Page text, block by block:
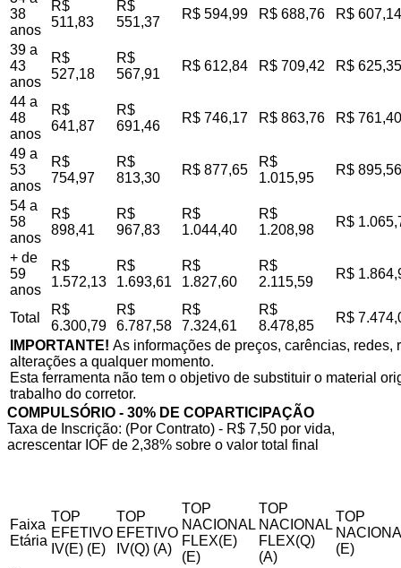
38
anos
R$
511,83
R$
551,37
R$ 594,99 R$ 688,76 R$ 607,14
39 a
43
anos
R$
527,18
R$
567,91
R$ 612,84 R$ 709,42 R$ 625,35
44 a
48
anos
R$
641,87
R$
691,46
R$ 746,17 R$ 863,76 R$ 761,40
49 a
53
anos
R$
754,97
R$
813,30
R$ 877,65
R$
1.015,95
R$ 895,56
54 a
58
anos
R$
898,41
R$
967,83
R$
1.044,40
R$
1.208,98
R$
+ de
59
anos
R$
1.572,13
R$
1.693,61
R$
1.827,60
R$
2.115,59
R$
Total
R$
6.300,79
R$
6.787,58
R$
7.324,61
R$
8.478,85
R$
IMPORTANTE! As informações de preços, carências,
alterações a qualquer momento.
Esta ferramenta não tem o objetivo de substituir o material
trabalho do corretor.
COMPULSÓRIO - 30% DE COPARTICIPAÇÃO
Taxa de Inscrição: (Por Contrato) - R$ 7,50 por vida,
acrescentar IOF de 2,38% sobre o valor total final
Faixa
Etária
TOP
EFETIVO
IV(E) (E)
TOP
EFETIVO
IV(Q) (A)
TOP
NACIONAL
FLEX(E)
(E)
TOP
NACIONAL
FLEX(Q)
(A)
TOP
(E)